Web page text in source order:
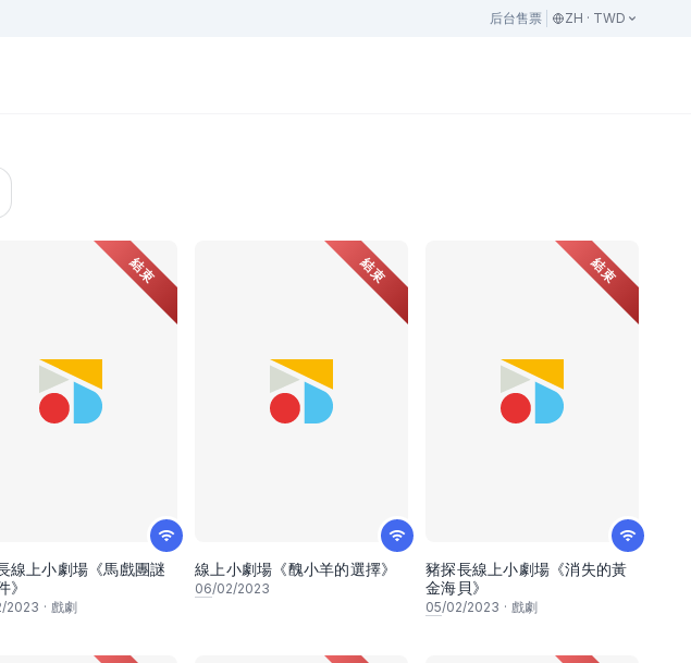
后台售票 ZH · TWD
結束
線上小劇場《馬戲團謎
》
2023 · 戲劇
結束
線上小劇場《醜小羊的選擇》
06/02/2023
結束
豬探長線上小劇場《消失的黃
金海貝》
05/02/2023 · 戲劇